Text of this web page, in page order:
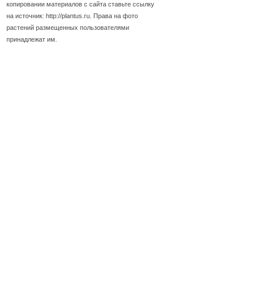
копировании материалов с сайта ставьте ссылку
на источник: http://plantus.ru. Права на фото
растений размещенных пользователями
принадлежат им.